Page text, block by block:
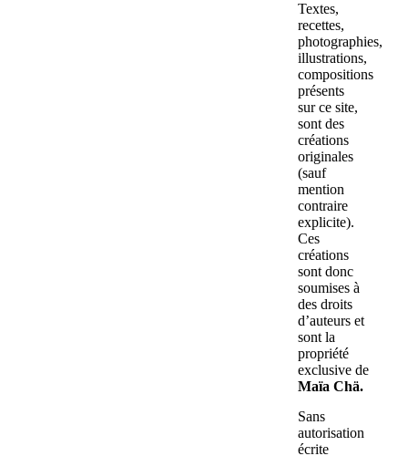
Textes,
recettes,
photographies,
illustrations,
compositions
présents
sur ce site,
sont des
créations
originales
(sauf
mention
contraire
explicite).
Ces
créations
sont donc
soumises à
des droits
d’auteurs et
sont la
propriété
exclusive de
Maïa Chä.
Sans
autorisation
écrite